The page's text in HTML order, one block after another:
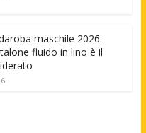
maschile 2026:
fluido in lino è il